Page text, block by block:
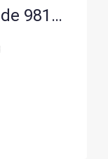
Terrain constructible de 981 m² à Castillon-du-Gard – Idéal pour bâtir